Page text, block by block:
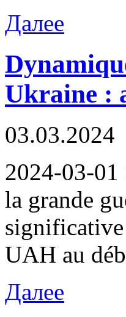
Далее
Ukraine :
03.03.2024
2024-03-01
la grande
significative
UAH au
Далее